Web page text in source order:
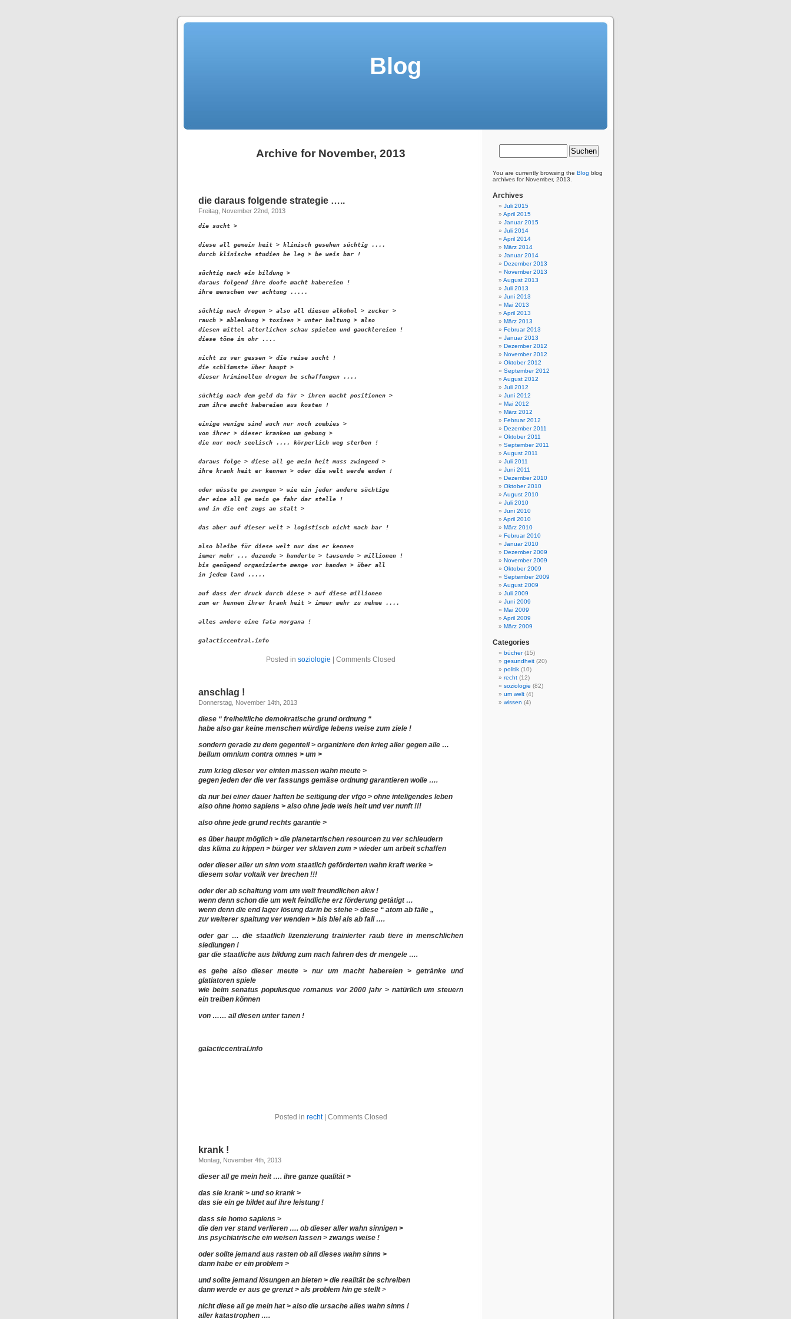
Blog
Archive for November, 2013
die daraus folgende strategie …..
Freitag, November 22nd, 2013
die sucht >
diese all gemein heit > klinisch gesehen süchtig ....
durch klinische studien be leg > be weis bar !
süchtig nach ein bildung >
daraus folgend ihre doofe macht habereien !
ihre menschen ver achtung .....
süchtig nach drogen > also all diesen alkohol > zucker >
rauch > ablenkung > toxinen > unter haltung > also
diesen mittel alterlichen schau spielen und gaucklereien !
diese töne im ohr ....
nicht zu ver gessen > die reise sucht !
die schlimmste über haupt >
dieser kriminellen drogen be schaffungen ....
süchtig nach dem geld da für > ihren macht positionen >
zum ihre macht habereien aus kosten !
einige wenige sind auch nur noch zombies >
von ihrer > dieser kranken um gebung >
die nur noch seelisch .... körperlich weg sterben !
daraus folge > diese all ge mein heit muss zwingend >
ihre krank heit er kennen > oder die welt werde enden !
oder müsste ge zwungen > wie ein jeder andere süchtige
der eine all ge mein ge fahr dar stelle !
und in die ent zugs an stalt >
das aber auf dieser welt > logistisch nicht mach bar !
also bleibe für diese welt nur das er kennen
immer mehr ... duzende > hunderte > tausende > millionen !
bis genügend organizierte menge vor handen > über all
in jedem land .....
auf dass der druck durch diese > auf diese millionen
zum er kennen ihrer krank heit > immer mehr zu nehme ....
alles andere eine fata morgana !
galacticcentral.info
Posted in soziologie | Comments Closed
anschlag !
Donnerstag, November 14th, 2013
diese “ freiheitliche demokratische grund ordnung “
habe also gar keine menschen würdige lebens weise zum ziele !
sondern gerade zu dem gegenteil > organiziere den krieg aller gegen alle …
bellum omnium contra omnes > um >
zum krieg dieser ver einten massen wahn meute >
gegen jeden der die ver fassungs gemäse ordnung garantieren wolle ….
da nur bei einer dauer haften be seitigung der vfgo > ohne inteligendes leben
also ohne homo sapiens > also ohne jede weis heit und ver nunft !!!
also ohne jede grund rechts garantie >
es über haupt möglich > die planetartischen resourcen zu ver schleudern
das klima zu kippen > bürger ver sklaven zum > wieder um arbeit schaffen
oder dieser aller un sinn vom staatlich geförderten wahn kraft werke >
diesem solar voltaik ver brechen !!!
oder der ab schaltung vom um welt freundlichen akw !
wenn denn schon die um welt feindliche erz förderung getätigt …
wenn denn die end lager lösung darin be stehe > diese “ atom ab fälle „
zur weiterer spaltung ver wenden > bis blei als ab fall ….
oder gar … die staatlich lizenzierung trainierter raub tiere in menschlichen
siedlungen !
gar die staatliche aus bildung zum nach fahren des dr mengele ….
es gehe also dieser meute > nur um macht habereien > getränke und
glatiatoren spiele
wie beim senatus populusque romanus vor 2000 jahr > natürlich um steuern
ein treiben können
von …… all diesen unter tanen !
galacticcentral.info
Posted in recht| Comments Closed
krank !
Montag, November 4th, 2013
dieser all ge mein heit …. ihre ganze qualität >
das sie krank > und so krank >
das sie ein ge bildet auf ihre leistung !
dass sie homo sapiens >
die den ver stand verlieren …. ob dieser aller wahn sinnigen >
ins psychiatrische ein weisen lassen > zwangs weise !
oder sollte jemand aus rasten ob all dieses wahn sinns >
dann habe er ein problem >
und sollte jemand lösungen an bieten > die realität be schreiben
dann werde er aus ge grenzt > als problem hin ge stellt>
nicht diese all ge mein hat > also die ursache alles wahn sinns !
aller katastrophen ….
You are currently browsing the Blog blog
archives for November, 2013.
Archives
Juli 2015
April 2015
Januar 2015
Juli 2014
April 2014
März 2014
Januar 2014
Dezember 2013
November 2013
August 2013
Juli 2013
Juni 2013
Mai 2013
April 2013
März 2013
Februar 2013
Januar 2013
Dezember 2012
November 2012
Oktober 2012
September 2012
August 2012
Juli 2012
Juni 2012
Mai 2012
März 2012
Februar 2012
Dezember 2011
Oktober 2011
September 2011
August 2011
Juli 2011
Juni 2011
Dezember 2010
Oktober 2010
August 2010
Juli 2010
Juni 2010
April 2010
März 2010
Februar 2010
Januar 2010
Dezember 2009
November 2009
Oktober 2009
September 2009
August 2009
Juli 2009
Juni 2009
Mai 2009
April 2009
März 2009
Categories
bücher(15)
gesundheit (20)
politik (10)
recht (12)
soziologie (82)
um welt (4)
wissen (4)